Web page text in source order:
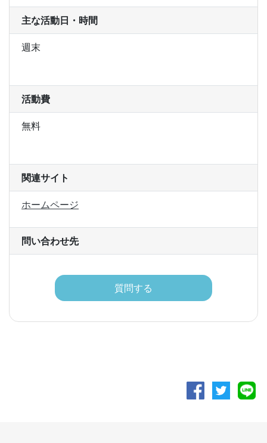
主な活動日・時間
週末
活動費
無料
関連サイト
ホームページ
問い合わせ先
質問する